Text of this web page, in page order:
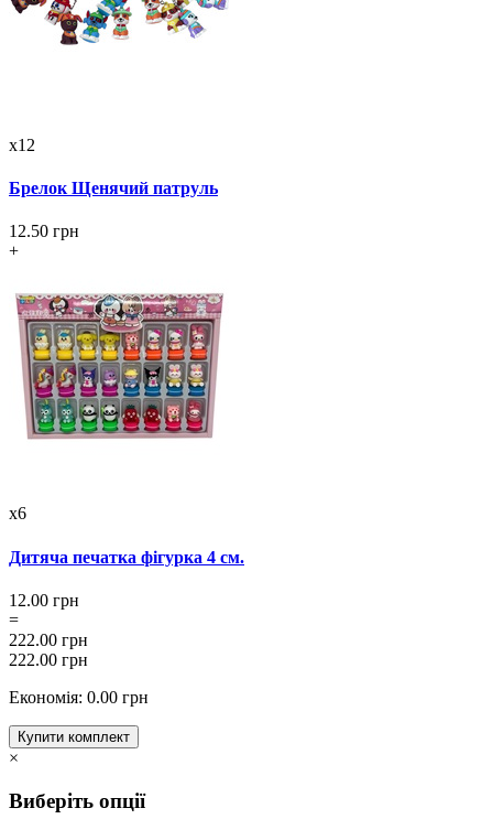
x12
Брелок Щенячий патруль
12.50 грн
+
x6
Дитяча печатка фігурка 4 см.
12.00 грн
=
222.00 грн
222.00 грн
Економія: 0.00 грн
Купити комплект
×
Виберіть опції